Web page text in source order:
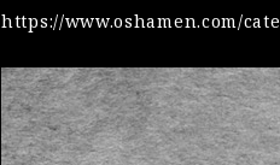
https://www.oshamen.com/